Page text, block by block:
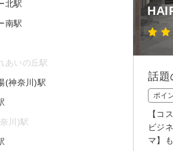
話題
ポイ
【コ
ビジ
マ】
北駅
南駅
あいの丘駅
(神奈川)駅
川)駅